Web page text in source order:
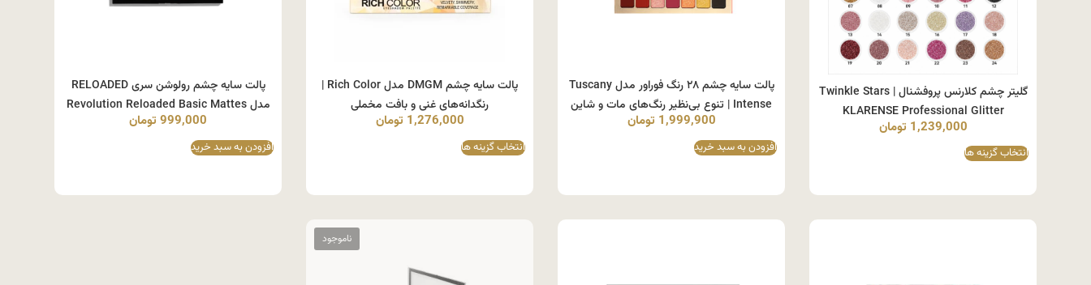
گلیتر چشم کلارنس پروفشنال Twinkle Stars |
KLARENSE Professional Glitter
1,239,000 تومان
انتخاب گزینه ها
پالت سایه چشم ۲۸ رنگ فوراور مدل Tuscany
Intense | تنوع بی‌نظیر رنگ‌های مات و شاین
1,999,900 تومان
افزودن به سبد خرید
پالت سایه چشم DMGM مدل Rich Color |
رنگدانه‌های غنی و بافت مخملی
1,276,000 تومان
انتخاب گزینه ها
پالت سایه چشم رولوشن سری RELOADED
مدل Revolution Reloaded Basic Mattes
999,000 تومان
افزودن به سبد خرید